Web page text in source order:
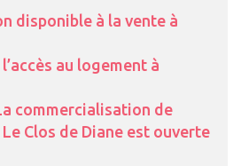
disponible à la vente à
au logement à
La commercialisation de
Clos de Diane est ouverte